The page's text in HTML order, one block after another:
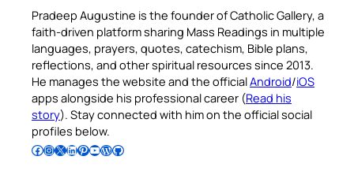
Pradeep Augustine is the founder of Catholic Gallery, a
faith-driven platform sharing Mass Readings in multiple
languages, prayers, quotes, catechism, Bible plans,
reflections, and other spiritual resources since 2013.
He manages the website and the officialAndroid/iOS
apps alongside his professional career (Read his
story). Stay connected with him on the official social
profiles below.
Follow Pradeep on Facebook Follow Pradeep on InstagramFollow Pradeep on X Follow Pradeep on LinkedIn Follow Pradeep on Pinterest Subscribe to Pradeep’s Youtube Channel Follow Pradeep on WordPress Follow Pradeep on GitHub